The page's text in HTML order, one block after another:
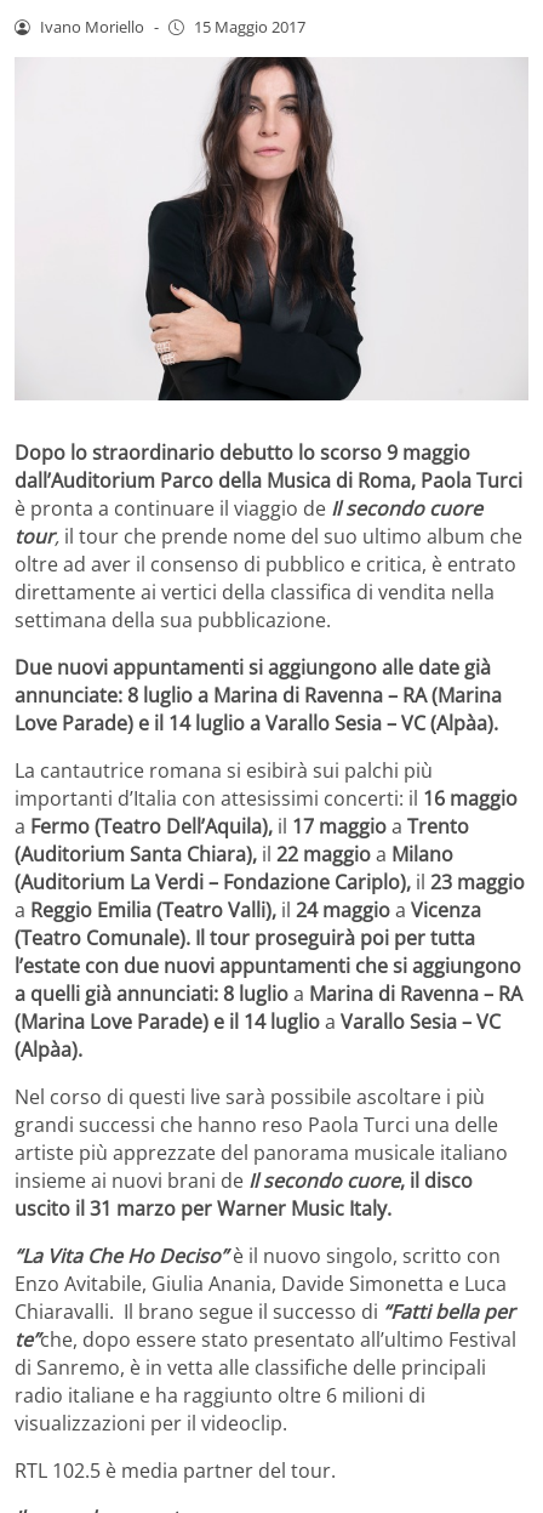
Ivano Moriello - 15 Maggio 2017
Dopo lo straordinario debutto lo scorso 9 maggio
dall’Auditorium Parco della Musica di Roma, Paola Turci
è pronta a continuare il viaggio de Il secondo cuore
tour, il tour che prende nome del suo ultimo album che
oltre ad aver il consenso di pubblico e critica, è entrato
direttamente ai vertici della classifica di vendita nella
settimana della sua pubblicazione.
Due nuovi appuntamenti si aggiungono alle date già
annunciate: 8 luglio a Marina di Ravenna – RA (Marina
Love Parade) e il 14 luglio a Varallo Sesia – VC (Alpàa).
La cantautrice romana si esibirà sui palchi più
importanti d’Italia con attesissimi concerti: il 16 maggio
a Fermo (Teatro Dell’Aquila), il 17 maggioa Trento
(Auditorium Santa Chiara), il 22 maggioa Milano
(Auditorium La Verdi – Fondazione Cariplo), il 23 maggio
a Reggio Emilia (Teatro Valli), il 24 maggioa Vicenza
(Teatro Comunale). Il tour proseguirà poi per tutta
l’estate con due nuovi appuntamenti che si aggiungono
a quelli già annunciati: 8 luglioa Marina di Ravenna – RA
(Marina Love Parade) e il 14 luglioa Varallo Sesia – VC
(Alpàa).
Nel corso di questi live sarà possibile ascoltare i più
grandi successi che hanno reso Paola Turci una delle
artiste più apprezzate del panorama musicale italiano
insieme ai nuovi brani de Il secondo cuore, il disco
uscito il 31 marzo per Warner Music Italy.
“La Vita Che Ho Deciso”è il nuovo singolo, scritto con
Enzo Avitabile, Giulia Anania, Davide Simonetta e Luca
Chiaravalli. Il brano segue il successo di “Fatti bella per
te”che, dopo essere stato presentato all’ultimo Festival
di Sanremo, è in vetta alle classifiche delle principali
radio italiane e ha raggiunto oltre 6 milioni di
visualizzazioni per il videoclip.
RTL 102.5 è media partner del tour.